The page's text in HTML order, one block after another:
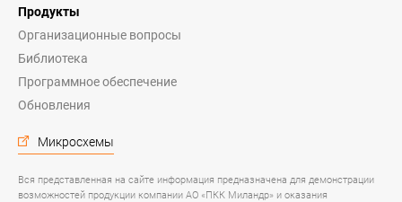
Продукты
Организационные вопросы
Библиотека
Программное обеспечение
Обновления
Микросхемы
Вся представленная на сайте информация предназначена для демонстрации
возможностей продукции компании АО «ПКК Миландр» и оказания